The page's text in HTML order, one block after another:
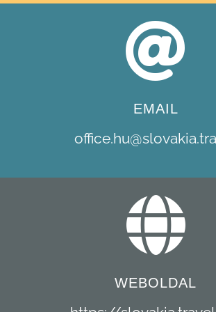
EMAIL
WEBOLDAL